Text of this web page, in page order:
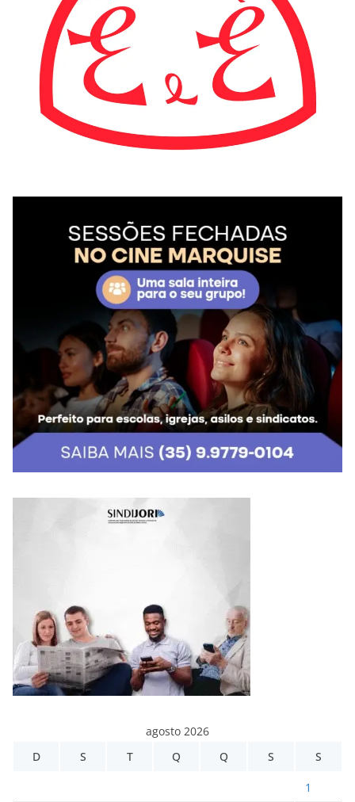
agosto 2026
D
S T Q Q S S
1